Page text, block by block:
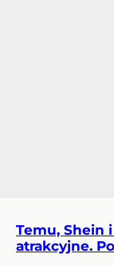
Temu, Shein
atrakcyjne.